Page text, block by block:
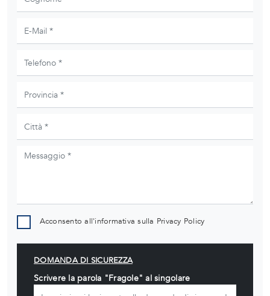
Acconsento all'informativa sulla Privacy Policy
DOMANDA DI SICUREZZA
Scrivere la parola "Fragole" al singolare